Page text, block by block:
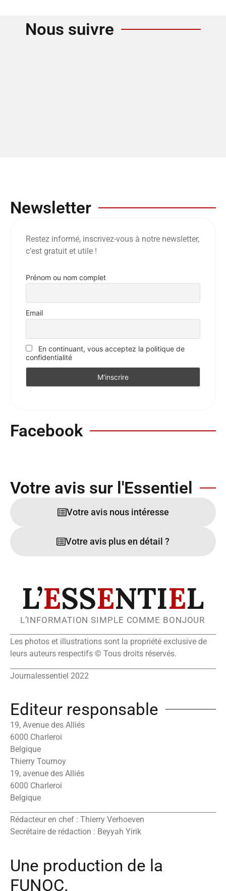
Nous suivre
Newsletter
Restez informé, inscrivez-vous à notre newsletter,
c’est gratuit et utile !
Prénom ou nom complet
Email
En continuant, vous acceptez la politique de
confidentialité
Facebook
Votre avis sur l'Essentiel
Votre avis nous intéresse
Votre avis plus en détail ?
L’ESSENTIEL
L’INFORMATION SIMPLE COMME BONJOUR
Les photos et illustrations sont la propriété exclusive de
leurs auteurs respectifs © Tous droits réservés.
Journalessentiel 2022
Editeur responsable
19, Avenue des Alliés
6000 Charleroi
Belgique
Thierry Tournoy
19, avenue des Alliés
6000 Charleroi
Belgique
Rédacteur en chef : Thierry Verhoeven
Secrétaire de rédaction : Beyyah Yirik
Une production de la
FUNOC.